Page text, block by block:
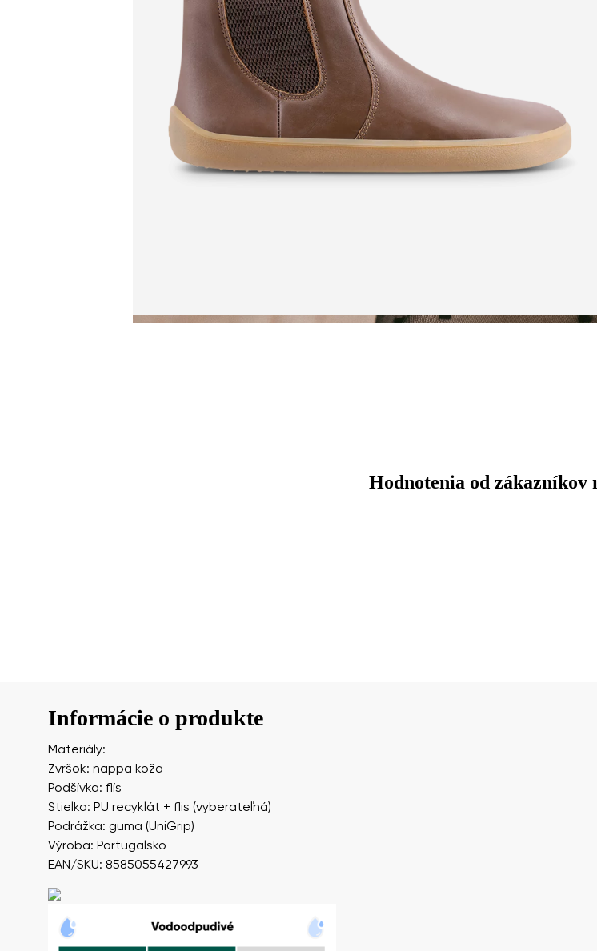
Hodnotenia od zákazníkov
Informácie o produkte
Materiály:
Zvršok: nappa koža
Podšívka: flís
Stielka: PU recyklát + flis (vyberateľná)
Podrážka: guma (UniGrip)
Výroba: Portugalsko
EAN/SKU: 8585055427993
Produkty na rezerváciu
Barefoot topánky Be Lenka